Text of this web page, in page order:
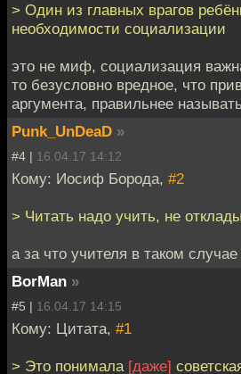
> Один из главных врагов
необходимости социализации
это не миф, социализация
то безусловно вредное, что
аргумента, правильнее
Punk_UnDeaD »
#4 | 16.04.17 14:12
Кому: Иосиф Борода, #2
> Читать надо учить, не
а за что учителя в таком
BorMan »
#5 | 16.04.17 14:15
Кому: Цитата, #1
> Это понимала [даже]